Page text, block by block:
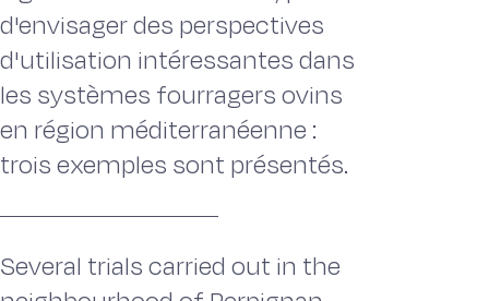
d'envisager des perspectives
d'utilisation intéressantes dans
les systèmes fourragers ovins
en région méditerranéenne :
trois exemples sont présentés.
Several trials carried out in the